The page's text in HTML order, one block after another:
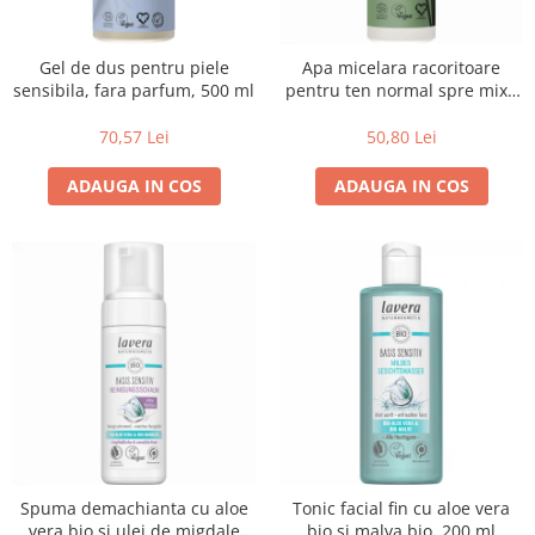
Faina bio si gris
Mixuri bio si blaturi
Paine bio
Ciocolata, cacao si cafea
Cafea bio
Cafea bio din cereale
Ciocolata bio
Condimente bio
Maioneza bio
Mancare asiatica bio
Sare si mixuri de sare
Dulceata si creme bio
Compoturi bio
Gel de dus pentru piele
sensibila, fara parfum, 500 ml
70,57 Lei
ADAUGA IN COS
Apa micelara racoritoare
pentru ten normal spre mixt,
50,80 Lei
ADAUGA IN COS
Spuma demachianta cu aloe
Tonic facial fin cu aloe vera